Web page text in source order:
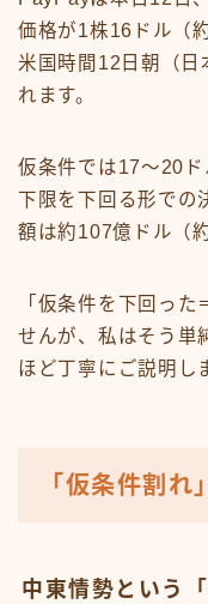
価格が1株16ドル（
米国時間12日朝（日
れます。
仮条件では17〜20
下限を下回る形での
額は約107億ドル（
「仮条件を下回っ
せんが、私はそう単
ほど丁寧にご説明し
「仮条件割れ
中東情勢という